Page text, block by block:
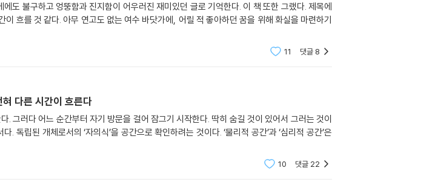
도 불구하고 엉뚱함과 진지함이 어우러진 재미있던 글로 기억한다. 이 책 또한 그랬다. 제목에
흐를 것 같다. 아무 연고도 없는 여수 바닷가에, 어릴 적 좋아하던 꿈을 위해 화실을 마련하기
11 댓글 8
다른 시간이 흐른다
. 그러다 어느 순간부터 자기 방문을 걸어 잠그기 시작한다. 딱히 숨길 것이 있어서 그러는 것이
독립된 개체로서의 ‘자의식’을 공간으로 확인하려는 것이다. ‘물리적 공간’과 ‘심리적 공간’은
10 댓글 22